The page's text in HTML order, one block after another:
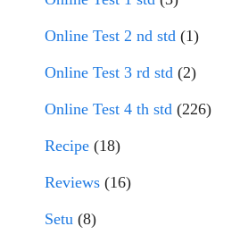
Online Test 2 nd std (1)
Online Test 3 rd std (2)
Online Test 4 th std (226)
Recipe (18)
Reviews (16)
Setu (8)